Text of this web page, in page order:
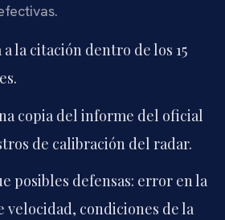
a la citación dentro de los 15
copia del informe del oficial
de calibración del radar.
posibles defensas: error en la
velocidad, condiciones de la